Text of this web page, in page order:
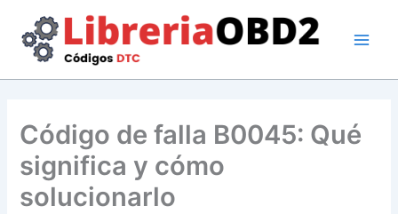
contenido
Código de falla B0045: Qué
significa y cómo
solucionarlo